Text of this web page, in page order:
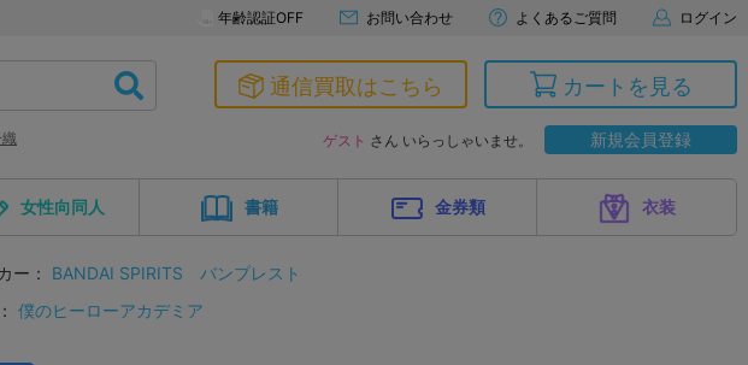
年齢認証OFF お問い合わせ よくあるご質問 ログイン
通信買取はこちら カートを見る
ゲスト さん いらっしゃいませ。 新規会員登録
女性向同人 書籍 金券類 衣装
ー： BANDAI SPIRITS
バンプレスト
僕のヒーローアカデミア